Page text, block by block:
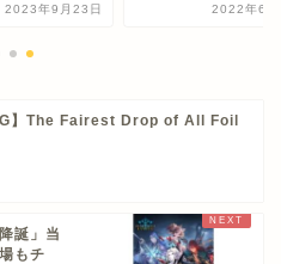
2023年9月23日 2022年6
】The Fairest Drop of All Foil
誕」当
もチ